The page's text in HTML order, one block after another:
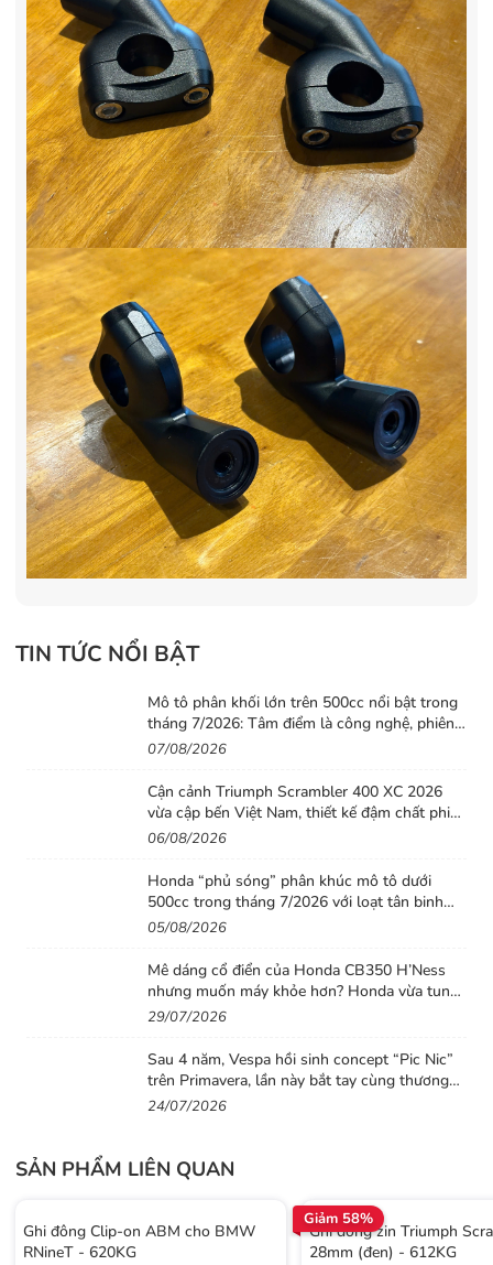
TIN TỨC NỔI BẬT
Mô tô phân khối lớn trên 500cc nổi bật trong
tháng 7/2026: Tâm điểm là công nghệ, phiên
bản giới hạn và những cấu hình “đỉnh”
07/08/2026
Cận cảnh Triumph Scrambler 400 XC 2026
vừa cập bến Việt Nam, thiết kế đậm chất phiêu
lưu cùng mức giá dễ tiếp cận
06/08/2026
Honda “phủ sóng” phân khúc mô tô dưới
500cc trong tháng 7/2026 với loạt tân binh
đáng chú ý
05/08/2026
Mê dáng cổ điển của Honda CB350 H’Ness
nhưng muốn máy khỏe hơn? Honda vừa tung
ra lời giải với CB500 mới
29/07/2026
Sau 4 năm, Vespa hồi sinh concept “Pic Nic”
trên Primavera, lần này bắt tay cùng thương
hiệu thời trang Gigi
24/07/2026
SẢN PHẨM LIÊN QUAN
Ghi đông Clip-on ABM cho BMW
RNineT - 620KG
Giảm 58%
Ghi đông zin Triumph
28mm (đen) - 612KG